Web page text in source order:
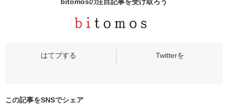
この記事をSNSでシェア